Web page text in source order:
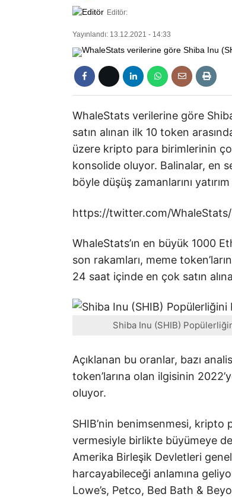
Editör:
Yayınlandı: 13.12.2021 - 14:33
WhaleStats verilerine göre
satın alınan ilk 10 token
üzere kripto para birimlerinin
konsolide oluyor. Balinalar, en
böyle düşüş zamanlarını
https://twitter.com/
WhaleStats’ın en büyük 1000
son rakamları, meme
24 saat içinde en çok satın
Shiba Inu (SHIB)
Açıklanan bu oranlar, bazı
token’larına olan ilgisinin
oluyor.
SHIB’nin benimsenmesi, kripto
vermesiyle birlikte büyümeye
Amerika Birleşik Devletleri
harcayabileceği anlamına
Lowe’s, Petco, Bed Bath &